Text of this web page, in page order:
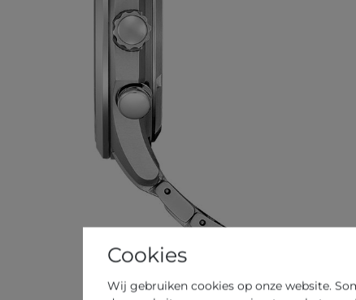
Cookies
Wij gebruiken cookies op onze website.